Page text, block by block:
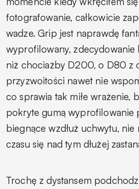
fotografowanie, całkowicie
wadze. Grip jest naprawdę
wyprofilowany, zdecydowanie
niż chociażby D200, o D80 z
przyzwoitości nawet nie
co sprawia tak miłe wrażenie,
pokryte gumą wyprofilowanie
biegnące wzdłuż uchwytu, nie
czasu się nad tym dłużej
Trochę z dystansem